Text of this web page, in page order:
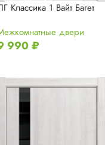
Классика 1 Вайт Багет
двери
990₽